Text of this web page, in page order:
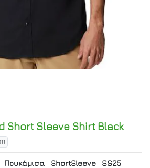
Short Sleeve Shirt Black
Πουκάμισα ShortSleeve
SS25